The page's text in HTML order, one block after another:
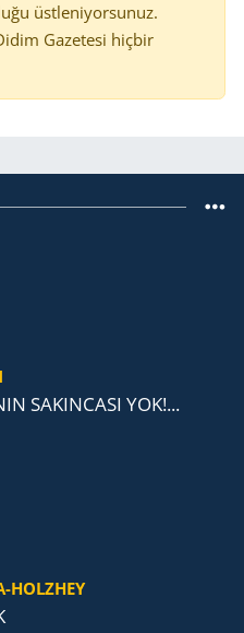
üstleniyorsunuz.
Gazetesi hiçbir
SAKINCASI YOK!...
HOLZHEY